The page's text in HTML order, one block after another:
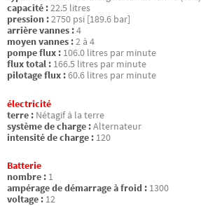
capacité :22.5 litres
pression :2750 psi [189.6 bar]
arrière vannes :4
moyen vannes :2 à 4
pompe flux : 106.0 litres par minute
flux total : 166.5 litres par minute
pilotage flux :60.6 litres par minute
électricité
terre : Nétagif à la terre
système de charge :Alternateur
intensité de charge : 120
Batterie
nombre : 1
ampérage de démarrage à froid : 1300
voltage : 12